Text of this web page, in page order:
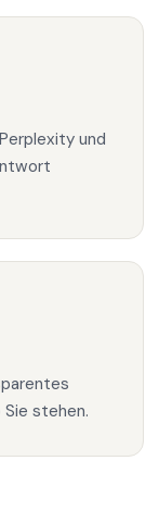
und
stehen.